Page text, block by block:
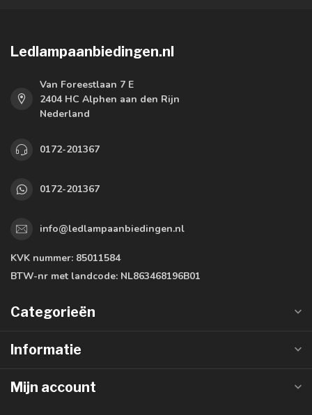
Ledlampaanbiedingen.nl
Van Foreestlaan 7 E
2404 HC Alphen aan den Rijn
Nederland
0172-201367
0172-201367
info@ledlampaanbiedingen.nl
KVK nummer: 85011584
BTW-nr met landcode: NL863468196B01
Categorieën
Informatie
Mijn account